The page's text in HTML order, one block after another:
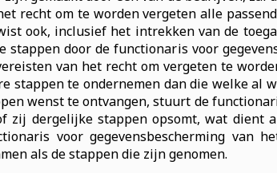
recht om te worden vergeten alle
ook, inclusief het intrekken van de
door de functionaris voor
van het recht om vergeten te
stappen te ondernemen dan die welke al
wenst te ontvangen, stuurt de
zij dergelijke stappen opsomt, wat dient
voor gegevensbescherming
als de stappen die zijn genomen.